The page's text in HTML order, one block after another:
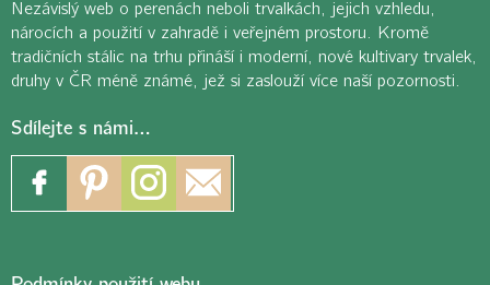
Nezávislý web o perenách neboli trvalkách, jejich vzhledu,
nárocích a použití v zahradě i veřejném prostoru. Kromě
tradičních stálic na trhu přináší i moderní, nové kultivary trvalek,
druhy v ČR méně známé, jež si zaslouží více naší pozornosti.
Sdílejte s námi…